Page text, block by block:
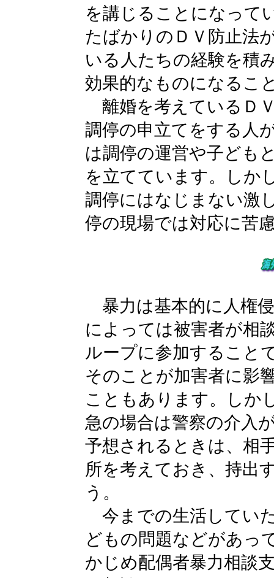
を講じることになって
たばかりのＤＶ防止法
いる人たちの経験を積
効果的なものになるこ
離婚を考えているＤ
調停の申立てをする人
は調停の運営や子ども
を立てています。しか
調停にはなじまない激
停の現場では対応に苦
暴力は基本的に人権
によっては被害者が相
ループに参加すること
そのことが加害者に影
こともあります。しか
急の場合は警察の介入
予想されるときは、相
所を考えておき、持出
う。
今までの生活してい
どもの問題などがあっ
かじめ配偶者暴力相談